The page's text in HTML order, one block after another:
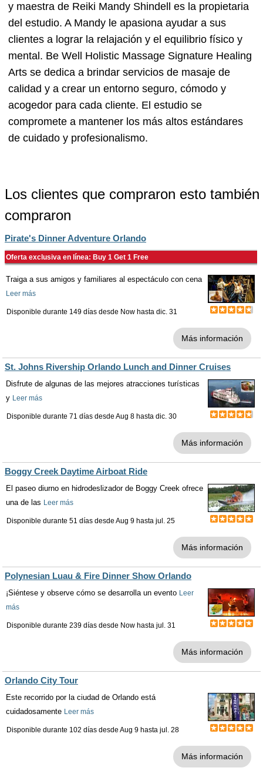
y maestra de Reiki Mandy Shindell es la propietaria
del estudio. A Mandy le apasiona ayudar a sus
clientes a lograr la relajación y el equilibrio físico y
mental. Be Well Holistic Massage Signature Healing
Arts se dedica a brindar servicios de masaje de
calidad y a crear un entorno seguro, cómodo y
acogedor para cada cliente. El estudio se
compromete a mantener los más altos estándares
de cuidado y profesionalismo.
Los clientes que compraron esto también
compraron
Pirate's Dinner Adventure Orlando
Oferta exclusiva en línea: Buy 1 Get 1 Free
Traiga a sus amigos y familiares al espectáculo con cena
Leer más
Disponible durante 149 días desde Now hasta dic. 31
Más información
St. Johns Rivership Orlando Lunch and Dinner Cruises
Disfrute de algunas de las mejores atracciones turísticas
y Leer más
Disponible durante 71 días desde Aug 8 hasta dic. 30
Más información
Boggy Creek Daytime Airboat Ride
El paseo diurno en hidrodeslizador de Boggy Creek ofrece
una de las Leer más
Disponible durante 51 días desde Aug 9 hasta jul. 25
Más información
Polynesian Luau & Fire Dinner Show Orlando
¡Siéntese y observe cómo se desarrolla un evento Leer
más
Disponible durante 239 días desde Now hasta jul. 31
Más información
Orlando City Tour
Este recorrido por la ciudad de Orlando está
cuidadosamente Leer más
Disponible durante 102 días desde Aug 9 hasta jul. 28
Más información